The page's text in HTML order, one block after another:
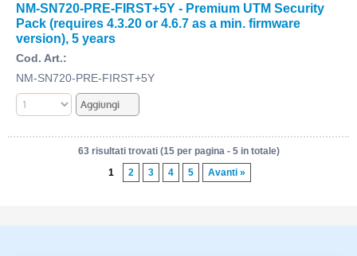
NM-SN720-PRE-FIRST+5Y - Premium UTM Security
Pack (requires 4.3.20 or 4.6.7 as a min. firmware
version), 5 years
Cod. Art.:
NM-SN720-PRE-FIRST+5Y
63 risultati trovati (15 per pagina - 5 in totale)
1
2 3 4 5 Avanti »